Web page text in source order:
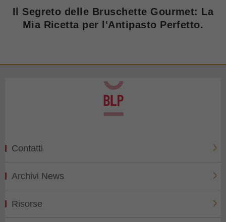
Il Segreto delle Bruschette Gourmet: La
Mia Ricetta per l'Antipasto Perfetto.
Contatti
Archivi News
Risorse